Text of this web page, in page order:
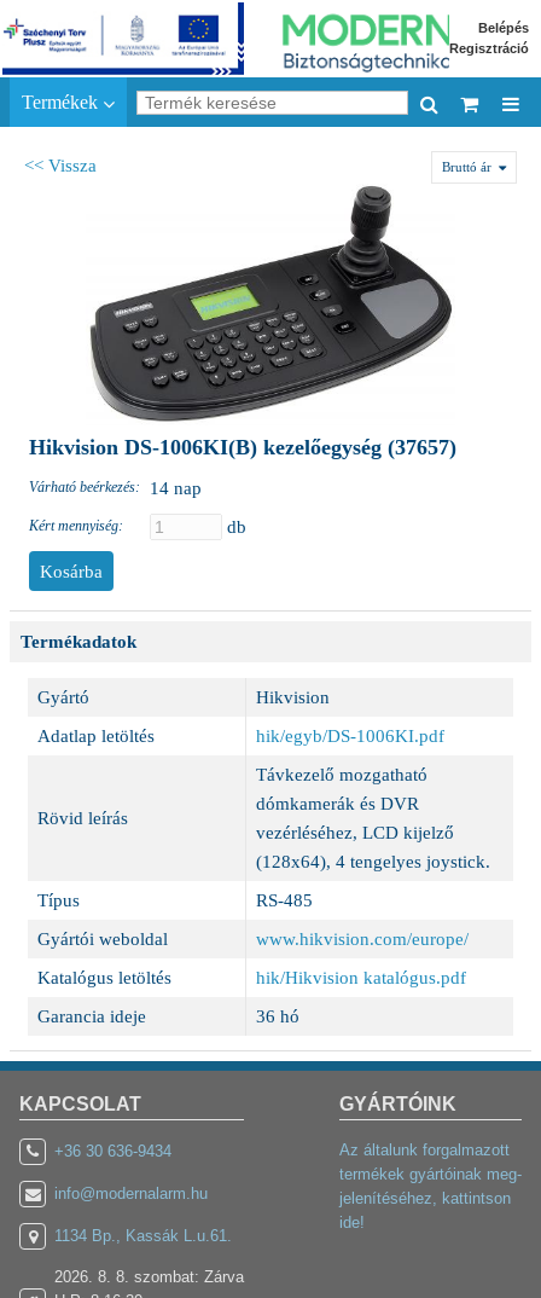
Belépés
Regisztráció
Termékek
<< Vissza Bruttó ár
Hikvision DS-1006KI(B) kezelőegység (37657)
Várható beérkezés: 14 nap
Kért mennyiség: db
Termékadatok
Gyártó
Hikvision
Adatlap letöltés
hik/egyb/DS-1006KI.pdf
Rövid leírás
Távkezelő mozgatható
dómkamerák és DVR
vezérléséhez, LCD kijelző
(128x64), 4 tengelyes joystick.
Típus
RS-485
Gyártói weboldal
www.hikvision.com/europe/
Katalógus letöltés
hik/Hikvision katalógus.pdf
Garancia ideje
36 hó
KAPCSOLAT
+36 30 636-9434
info@modernalarm.hu
1134 Bp., Kassák L.u.61.
2026. 8. 8. szombat: Zárva
GYÁRTÓINK
Az általunk forgalmazott
termékek gyártóinak meg-
jelenítéséhez, kattintson
ide!